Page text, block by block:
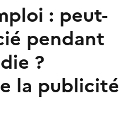
: peut-
pendant
?
la publicité